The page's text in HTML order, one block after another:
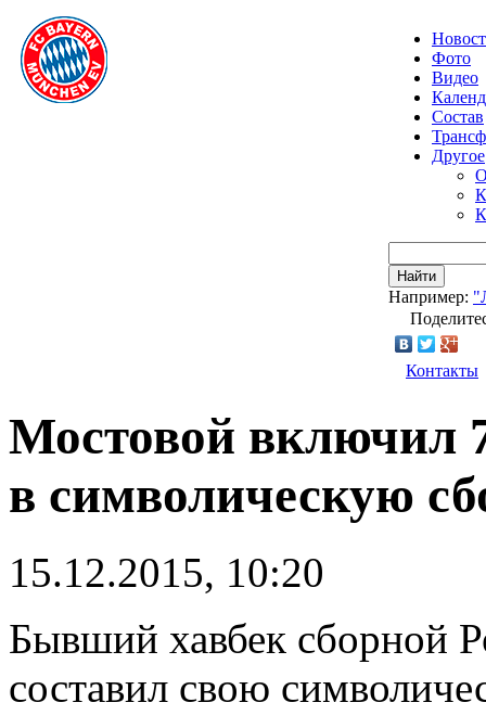
Фото
Видео
Состав
Другое
Найти
Например:
Контакты
Мостовой включил
в символическую
15.12.2015, 10:20
Бывший хавбек сборной
составил свою